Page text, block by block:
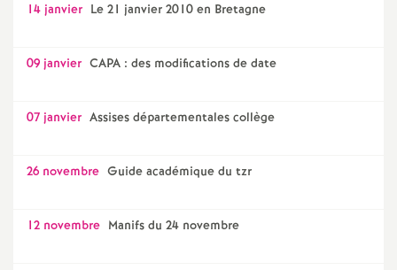
14 janvier Le 21 janvier 2010 en Bretagne
09 janvier CAPA : des modifications de date
07 janvier Assises départementales collège
26 novembre Guide académique du tzr
12 novembre Manifs du 24 novembre